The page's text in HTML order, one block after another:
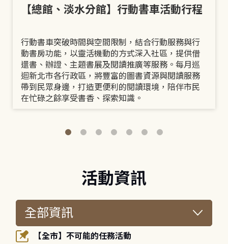
【總館、淡水分館】行動書車活動行程
行動書車突破時間與空間限制，結合行動服務與行
動書房功能，以靈活機動的方式深入社區，提供借
還書、辦證、主題書展及閱讀推廣等服務。每月巡
迴新北市各行政區，將豐富的圖書資源與閱讀服務
帶到民眾身邊，打造更便利的閱讀環境，陪伴市民
在忙碌之餘享受書香、探索知識。
活動資訊
【全市】不可能的任務活動